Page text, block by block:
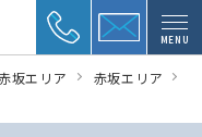
MENU
坂エリア
赤坂エリア